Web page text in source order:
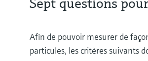
Afin de pouvoir mesurer de
particules, les critères suivants